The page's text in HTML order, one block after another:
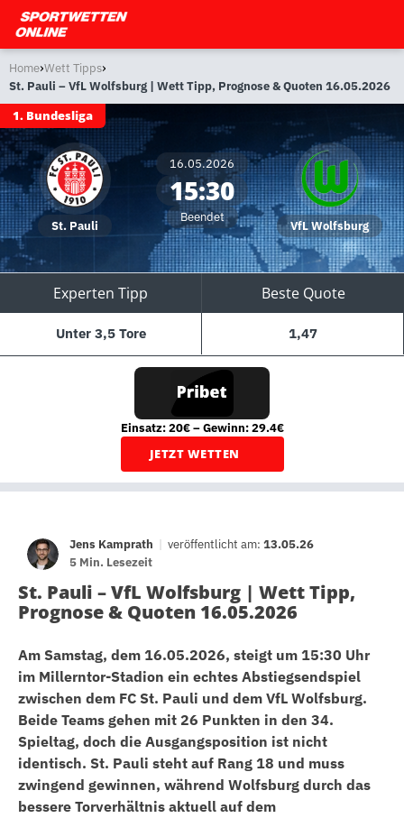
Home›Wett Tipps›
St. Pauli – VfL Wolfsburg | Wett Tipp, Prognose & Quoten 16.05.2026
1. Bundesliga
St. Pauli
16.05.2026
15:30
Beendet
VfL Wolfsburg
Experten Tipp Beste Quote
Unter 3,5 Tore 1,47
Einsatz: 20€ – Gewinn: 29.4€
JETZT WETTEN
Jens Kamprath | veröffentlicht am: 13.05.26
5 Min. Lesezeit
St. Pauli – VfL Wolfsburg | Wett Tipp,
Prognose & Quoten 16.05.2026
Am Samstag, dem 16.05.2026, steigt um 15:30 Uhr
im Millerntor-Stadion ein echtes Abstiegsendspiel
zwischen dem FC St. Pauli und dem VfL Wolfsburg.
Beide Teams gehen mit 26 Punkten in den 34.
Spieltag, doch die Ausgangsposition ist nicht
identisch. St. Pauli steht auf Rang 18 und muss
zwingend gewinnen, während Wolfsburg durch das
bessere Torverhältnis aktuell auf dem